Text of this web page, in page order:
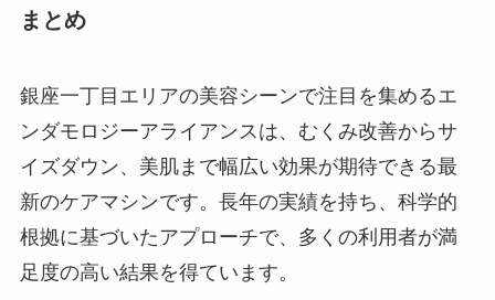
まとめ
銀座一丁目エリアの美容シーンで注目を集めるエ
ンダモロジーアライアンスは、むくみ改善からサ
イズダウン、美肌まで幅広い効果が期待できる最
新のケアマシンです。長年の実績を持ち、科学的
根拠に基づいたアプローチで、多くの利用者が満
足度の高い結果を得ています。